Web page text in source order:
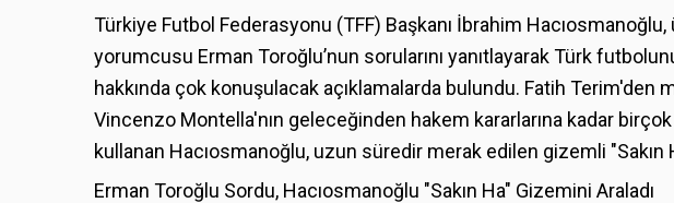
Türkiye Futbol Federasyonu (TFF) Başkanı İbrahim
yorumcusu Erman Toroğlu’nun sorularını yanıtlayarak Türk
hakkında çok konuşulacak açıklamalarda bulundu. Fatih Terim'den
Vincenzo Montella'nın geleceğinden hakem kararlarına kadar
kullanan Hacıosmanoğlu, uzun süredir merak edilen gizemli "Sakın
Erman Toroğlu Sordu, Hacıosmanoğlu "Sakın Ha" Gizemini Araladı